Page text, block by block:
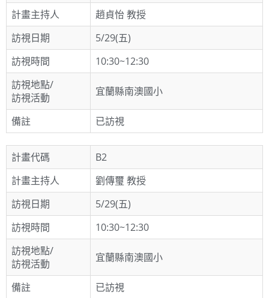
計畫主持人
趙貞怡 教授
訪視日期
5/29(五)
訪視時間
10:30~12:30
訪視地點/
訪視活動
宜蘭縣南澳國小
備註 已訪視
計畫代碼
B2
計畫主持人
劉傳璽 教授
訪視日期
5/29(五)
訪視時間
10:30~12:30
訪視地點/
訪視活動
宜蘭縣南澳國小
備註 已訪視